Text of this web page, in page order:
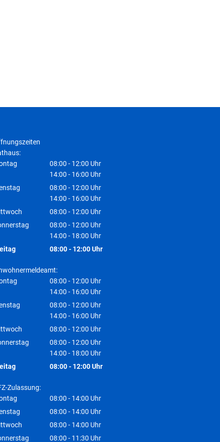
08:00 - 12:00 Uhr
Von 08:00 bis 12:00 Uhr
14:00 - 16:00 Uhr
Von 14:00 bis 16:00 Uhr
08:00 - 12:00 Uhr
Von 08:00 bis 12:00 Uhr
14:00 - 16:00 Uhr
Von 14:00 bis 16:00 Uhr
08:00 - 12:00 Uhr
Von 08:00 bis 12:00 Uhr
08:00 - 12:00 Uhr
Von 08:00 bis 12:00 Uhr
14:00 - 18:00 Uhr
Von 14:00 bis 18:00 Uhr
08:00- 12:00Uhr
08:00 - 12:00 Uhr
Von 08:00 bis 12:00 Uhr
14:00 - 16:00 Uhr
Von 14:00 bis 16:00 Uhr
08:00 - 12:00 Uhr
Von 08:00 bis 12:00 Uhr
14:00 - 16:00 Uhr
Von 14:00 bis 16:00 Uhr
08:00 - 12:00 Uhr
Von 08:00 bis 12:00 Uhr
08:00 - 12:00 Uhr
Von 08:00 bis 12:00 Uhr
14:00 - 18:00 Uhr
Von 14:00 bis 18:00 Uhr
08:00- 12:00Uhr
Zulassung:
08:00 - 14:00 Uhr
Von 08:00 bis 14:00 Uhr
08:00 - 14:00 Uhr
Von 08:00 bis 14:00 Uhr
08:00 - 14:00 Uhr
Von 08:00 bis 14:00 Uhr
08:00 - 11:30 Uhr